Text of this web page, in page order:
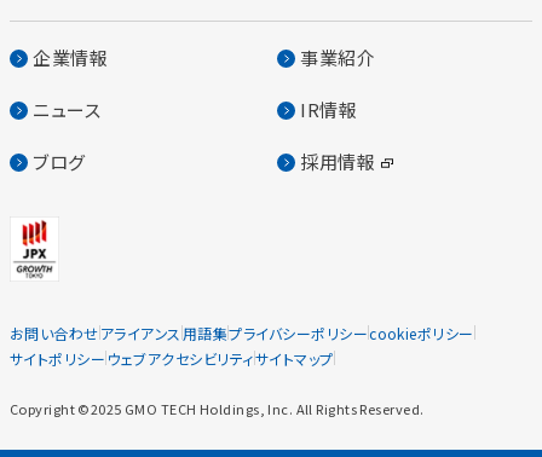
企業情報 事業紹介
ニュース IR情報
ブログ 採用情報
お問い合わせアライアンス 用語集プライバシーポリシーcookieポリシー
サイトポリシー ウェブアクセシビリティサイトマップ
Copyright ©2025 GMO TECH Holdings, Inc. All Rights Reserved.